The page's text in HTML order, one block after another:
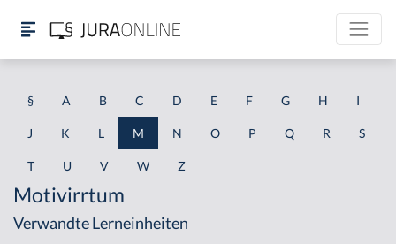
§ A B C D E F G H I
J K L M N O P Q R S
T U V W Z
Motivirrtum
Verwandte Lerneinheiten